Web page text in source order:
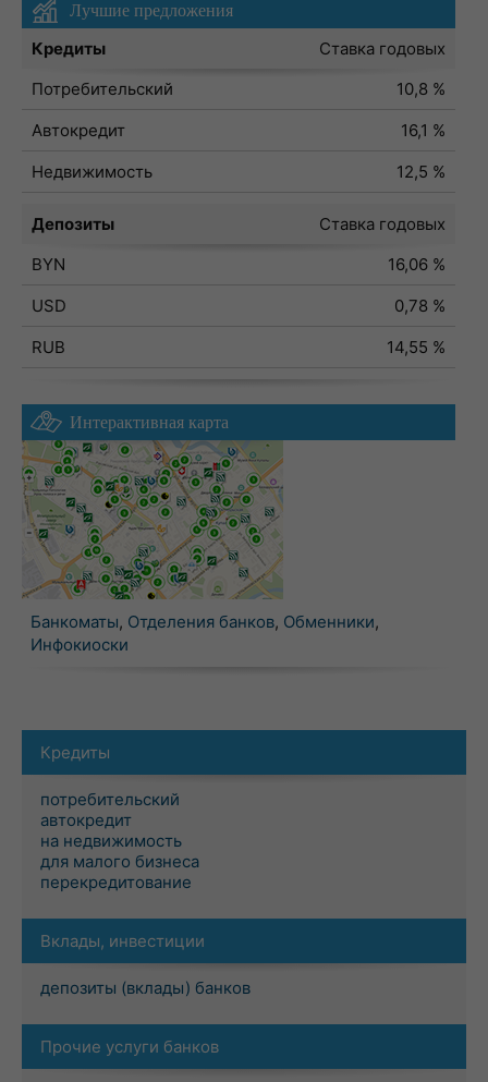
Лучшие предложения
Кредиты
Ставка годовых
Потребительский
10,8 %
Автокредит
16,1 %
Недвижимость
12,5 %
Депозиты
Ставка годовых
BYN
16,06 %
USD
0,78 %
RUB
14,55 %
Интерактивная карта
Банкоматы, Отделения банков, Обменники,
Инфокиоски
Кредиты
потребительский
автокредит
на недвижимость
для малого бизнеса
перекредитование
Вклады, инвестиции
депозиты (вклады) банков
Прочие услуги банков